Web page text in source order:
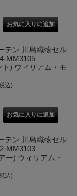
テン 川島織物セル
MM3105
) ウィリアム・モ
込)
テン 川島織物セル
MM3103
ー) ウィリアム・
込)